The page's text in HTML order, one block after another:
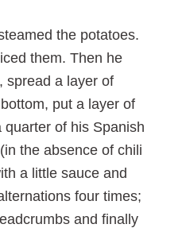
the potatoes.
them. Then he
spread a layer of
put a layer of
of his Spanish
the absence of chili
a little sauce and
four times;
and finally